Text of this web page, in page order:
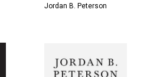
Jordan B. Peterson